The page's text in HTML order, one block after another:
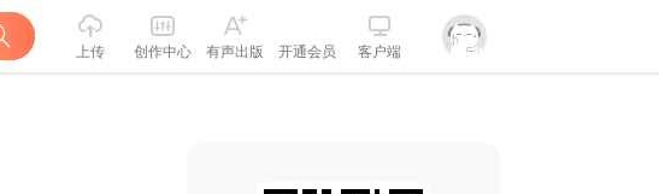
上传 创作中心 有声出版 开通会员 客户端